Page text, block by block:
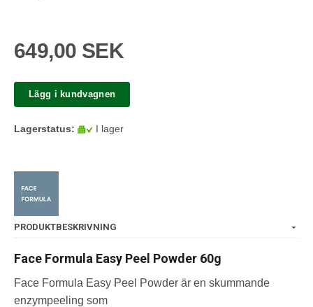
649,00 SEK
Lägg i kundvagnen
Lagerstatus: I lager
PRODUKTBESKRIVNING
Face Formula Easy Peel Powder 60g
Face Formula Easy Peel Powder är en skummande
enzympeeling som